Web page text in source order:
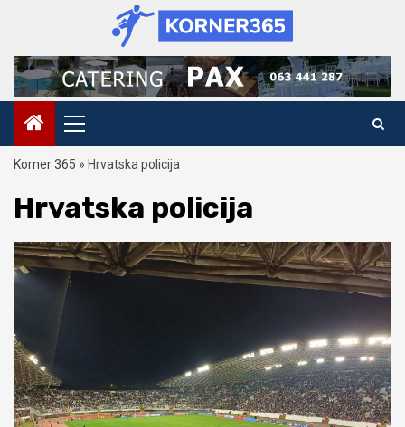
content
Primary
Menu
Korner 365 » Hrvatska policija
Hrvatska policija